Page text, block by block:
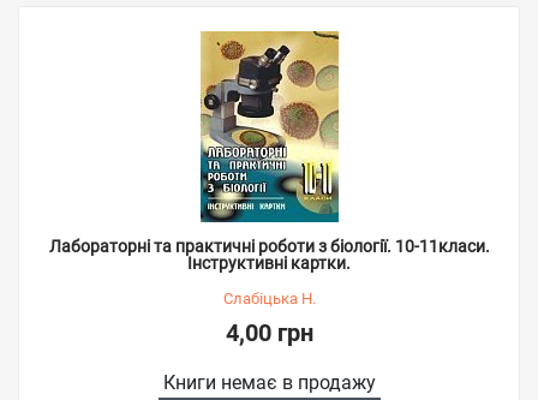
Лабораторні та практичні роботи з біології. 10-11класи.
Інструктивні картки.
Слабіцька Н.
4,00 грн
Книги немає в продажу